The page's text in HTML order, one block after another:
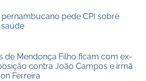
pede CPI sobre
de Mendonça Filho ficam com ex-
contra João Campos e irmã
Ferreira